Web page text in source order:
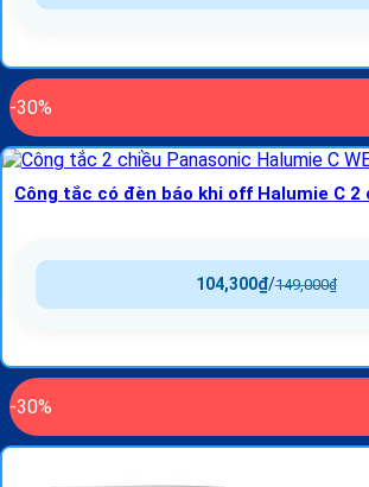
-30%
Công tắc có đèn báo khi off Halumie C 2
149,000₫
/
104,300₫
-30%